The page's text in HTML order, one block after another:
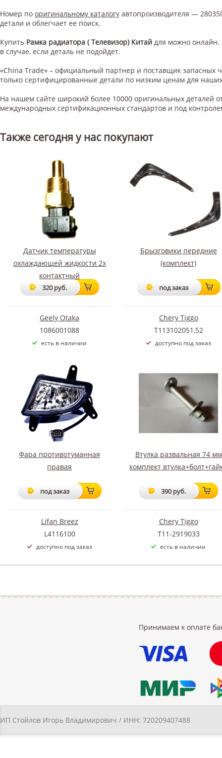
Номер по оригинальному каталогу автопроизводителя —
детали и облегчает ее поиск.
Купить Рамка радиатора ( Телевизор) Китай для можно онлайн.
в случае, если деталь не подойдет.
«China Trade» – официальный партнер и поставщик запасных
только сертифицированные детали по низким ценам для
На нашем сайте широкий более 10000 оригинальных деталей
международных сертификационных стандартов и под
Также сегодня у нас покупают
Датчик температуры
охлаждающей жидкости 2х
контактный
320 руб.
Geely Otaka
1086001088
есть в наличии
Брызговики передние
(комплект)
под заказ
Chery Tiggo
T113102051,52
доступно под заказ
Фара противотуманная
правая
под заказ
Lifan Breez
L4116100
доступно под заказ
Втулка развальная 74 мм
комплект
390 руб.
Chery Tiggo
T11-2919033
есть в наличии
Принимаем к оплате
ИП Стойлов Игорь Владимирович / ИНН: 720209407488